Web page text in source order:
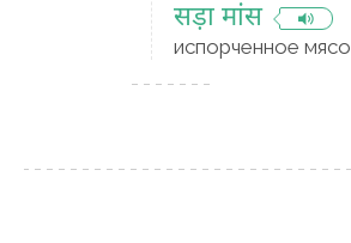
सड़ा मांस
испорченное мясо